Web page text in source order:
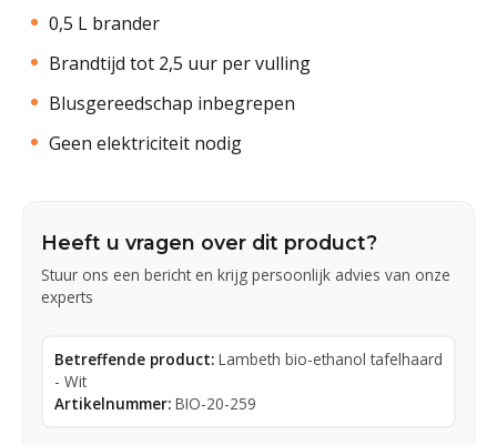
0,5 L brander
Brandtijd tot 2,5 uur per vulling
Blusgereedschap inbegrepen
Geen elektriciteit nodig
Heeft u vragen over dit product?
Stuur ons een bericht en krijg persoonlijk advies van onze
experts
Betreffende product: Lambeth bio-ethanol tafelhaard
- Wit
Artikelnummer: BIO-20-259